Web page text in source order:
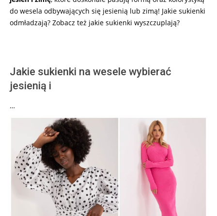
do wesela odbywających się jesienią lub zimą! Jakie sukienki
odmładzają? Zobacz też jakie sukienki wyszczuplają?
Jakie sukienki na wesele wybierać
jesienią i
…